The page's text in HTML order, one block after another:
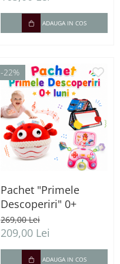
ADAUGA IN COS
-22%
Pachet "Primele
Descoperiri" 0+
269,00 Lei
209,00 Lei
ADAUGA IN COS